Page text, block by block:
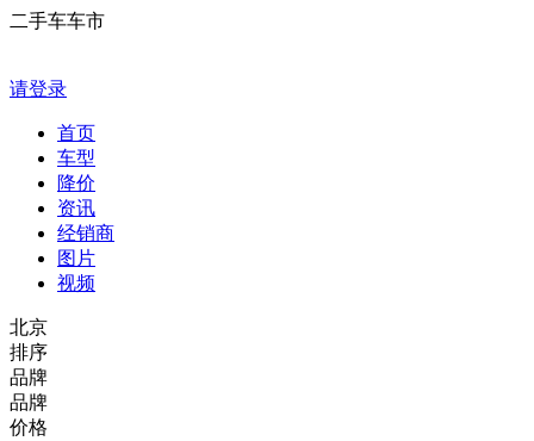
二手车车市
请登录
首页
车型
降价
资讯
经销商
图片
视频
北京
排序
品牌
品牌
价格